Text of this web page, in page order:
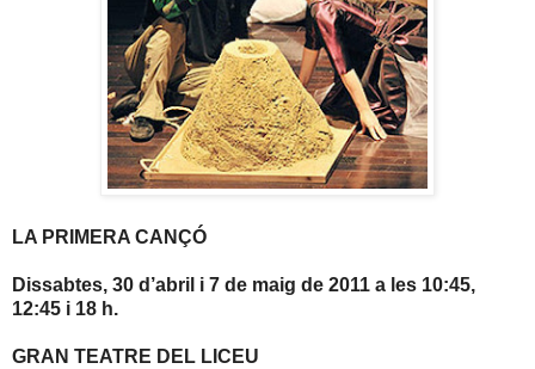
LA PRIMERA CANÇÓ
Dissabtes, 30 d’abril i 7 de maig de 2011 a les 10:45,
12:45 i 18 h.
GRAN TEATRE DEL LICEU